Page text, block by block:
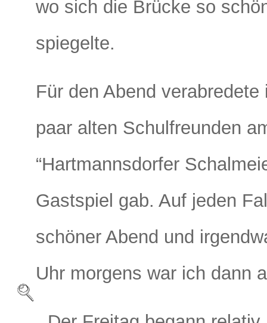
wo sich die Brücke so
spiegelte.
Für den Abend
paar alten Schulfreunden
“Hartmannsdorfer
Gastspiel gab. Auf jeden
schöner Abend und
Uhr morgens war ich